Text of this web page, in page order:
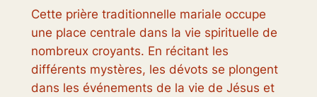
Cette prière traditionnelle mariale occupe
une place centrale dans la vie spirituelle de
nombreux croyants. En récitant les
différents mystères, les dévots se plongent
dans les événements de la vie de Jésus et